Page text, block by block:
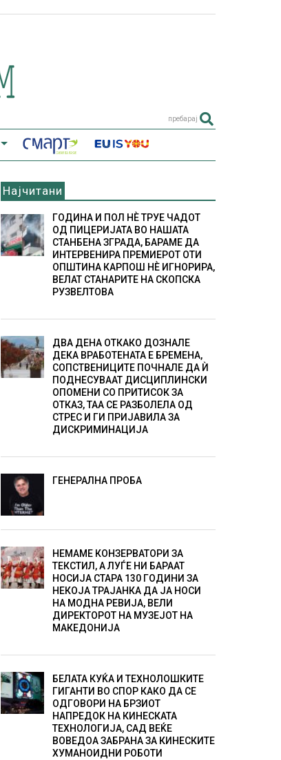
пребарај
Најчитани
ГОДИНА И ПОЛ НÈ ТРУЕ ЧАДОТ
ОД ПИЦЕРИЈАТА ВО НАШАТА
СТАНБЕНА ЗГРАДА, БАРАМЕ ДА
ИНТЕРВЕНИРА ПРЕМИЕРОТ ОТИ
ОПШТИНА КАРПОШ НÈ ИГНОРИРА,
ВЕЛАТ СТАНАРИТЕ НА СКОПСКА
РУЗВЕЛТОВА
ДВА ДЕНА ОТКАКО ДОЗНАЛЕ
ДЕКА ВРАБОТЕНАТА Е БРЕМЕНА,
СОПСТВЕНИЦИТЕ ПОЧНАЛЕ ДА Ѝ
ПОДНЕСУВААТ ДИСЦИПЛИНСКИ
ОПОМЕНИ СО ПРИТИСОК ЗА
ОТКАЗ, ТАА СЕ РАЗБОЛЕЛА ОД
СТРЕС И ГИ ПРИЈАВИЛА ЗА
ДИСКРИМИНАЦИЈА
ГЕНЕРАЛНА ПРОБА
НЕМАМЕ КОНЗЕРВАТОРИ ЗА
ТЕКСТИЛ, А ЛУЃЕ НИ БАРААТ
НОСИЈА СТАРА 130 ГОДИНИ ЗА
НЕКОЈА ТРАЈАНКА ДА ЈА НОСИ
НА МОДНА РЕВИЈА, ВЕЛИ
ДИРЕКТОРОТ НА МУЗЕЈОТ НА
МАКЕДОНИЈА
БЕЛАТА КУЌА И ТЕХНОЛОШКИТЕ
ГИГАНТИ ВО СПОР КАКО ДА СЕ
ОДГОВОРИ НА БРЗИОТ
НАПРЕДОК НА КИНЕСКАТА
ТЕХНОЛОГИЈА, САД ВЕЌЕ
ВОВЕДОА ЗАБРАНА ЗА КИНЕСКИТЕ
ХУМАНОИДНИ РОБОТИ